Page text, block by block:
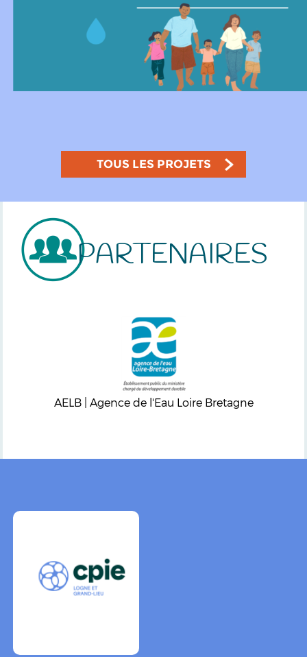
TOUS LES PROJETS
PARTENAIRES
AELB | Agence de l'Eau Loire Bretagne